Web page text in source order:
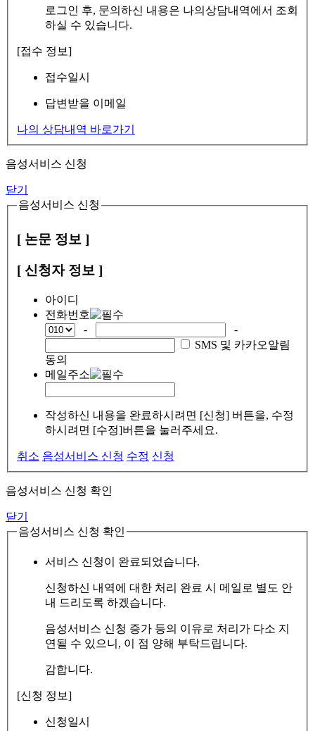
로그인 후, 문의하신 내용은 나의상담내역에서 조회
하실 수 있습니다.
[접수 정보]
접수일시
답변받을 이메일
나의 상담내역 바로가기
음성서비스 신청
닫기
음성서비스 신청
[ 논문 정보 ]
[ 신청자 정보 ]
아이디
전화번호
-
-
SMS 및 카카오알림
동의
메일주소
작성하신 내용을 완료하시려면 [신청] 버튼을, 수정
하시려면 [수정]버튼을 눌러주세요.
취소 음성서비스 신청 수정 신청
음성서비스 신청 확인
닫기
음성서비스 신청 확인
서비스 신청이 완료되었습니다.
신청하신 내역에 대한 처리 완료 시 메일로 별도 안
내 드리도록 하겠습니다.
음성서비스 신청 증가 등의 이유로 처리가 다소 지
연될 수 있으니, 이 점 양해 부탁드립니다.
감합니다.
[신청 정보]
신청일시